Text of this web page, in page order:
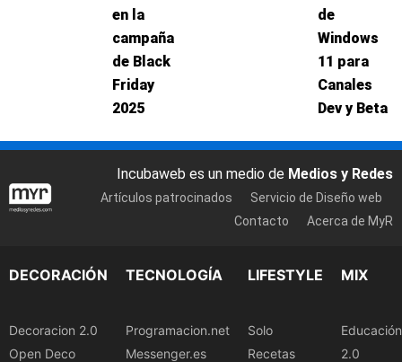
en la
campaña
de Black
Friday
2025
de
Windows
11 para
Canales
Dev y Beta
Incubaweb es un medio de Medios y Redes
Artículos patrocinados
Servicio de Diseño web
Contacto
Acerca de MyR
DECORACIÓN
Decoracion 2.0
Open Deco
TECNOLOGÍA
Programacion.net
Messenger.es
LIFESTYLE
Solo
Recetas
MIX
Educación
2.0